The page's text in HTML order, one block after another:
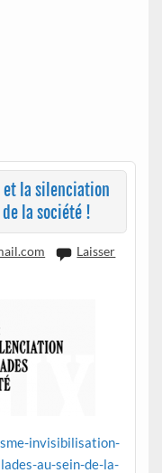
et la silenciation
la société !
Laisser
invisibilisation-
au-sein-de-la-